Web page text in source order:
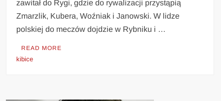
zawitał do Rygi, gdzie do rywalizacji przystąpią
Zmarzlik, Kubera, Woźniak i Janowski. W lidze
polskiej do meczów dojdzie w Rybniku i …
READ MORE
kibice